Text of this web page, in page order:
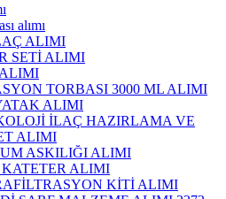
alımı
ALIMI
SETİ ALIMI
ALIMI
TORBASI 3000 ML ALIMI
ALIMI
İLAÇ HAZIRLAMA VE
ALIMI
ASKILIĞI ALIMI
ALIMI
KİTİ ALIMI